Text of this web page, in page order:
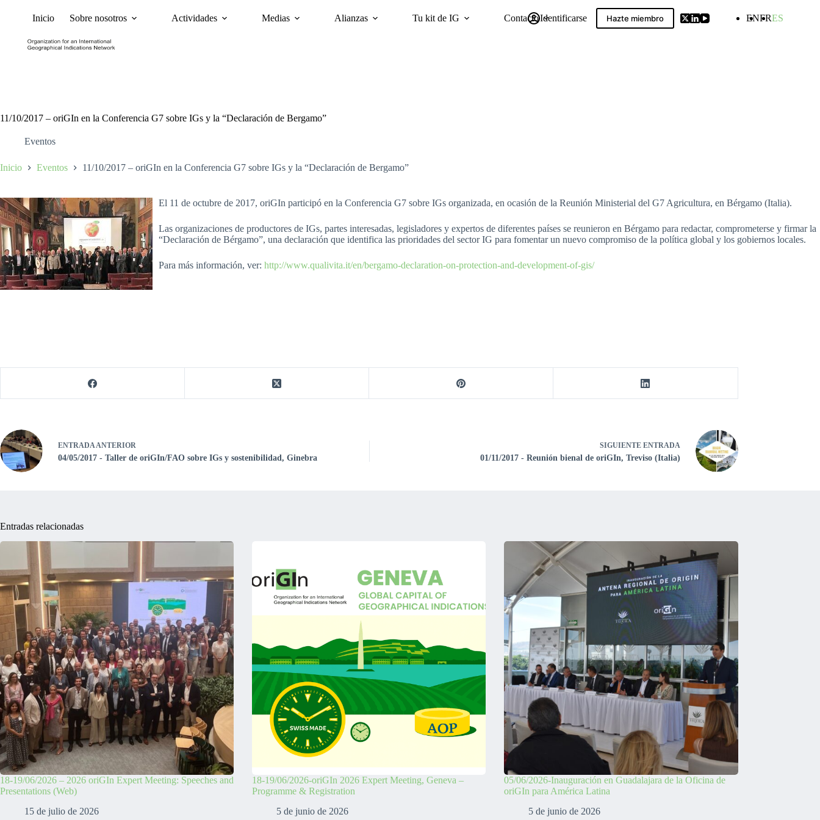
oriGIn Worldwide GIs Compilation
Inicio Sobre nosotros Actividades Medias Alianzas Tu kit de IG ContactoIdentificarse Hazte miembro ENFRES
11/10/2017 – oriGIn en la Conferencia G7 sobre IGs y la “Declaración de Bergamo”
Eventos
Inicio Eventos 11/10/2017 – oriGIn en la Conferencia G7 sobre IGs y la “Declaración de Bergamo”
El 11 de octubre de 2017, oriGIn participó en la Conferencia G7 sobre IGs organizada, en ocasión de la Reunión Ministerial del G7 Agricultura, en Bérgamo (Italia).
Las organizaciones de productores de IGs, partes interesadas, legisladores y expertos de diferentes países se reunieron en Bérgamo para redactar, comprometerse y firmar la
“Declaración de Bérgamo”, una declaración que identifica las prioridades del sector IG para fomentar un nuevo compromiso de la política global y los gobiernos locales.
Para más información, ver: http://www.qualivita.it/en/bergamo-declaration-on-protection-and-development-of-gis/
ENTRADAANTERIOR
04/05/2017 - Taller de oriGIn/FAO sobre IGs y sostenibilidad, Ginebra
SIGUIENTE ENTRADA
01/11/2017 - Reunión bienal de oriGIn, Treviso (Italia)
Entradas relacionadas
18-19/06/2026 – 2026 oriGIn Expert Meeting: Speeches and
Presentations (Web)
15 de julio de 2026
18-19/06/2026-oriGIn 2026 Expert Meeting, Geneva –
Programme & Registration
5 de junio de 2026
05/06/2026-Inauguración en Guadalajara de la Oficina de
oriGIn para América Latina
5 de junio de 2026